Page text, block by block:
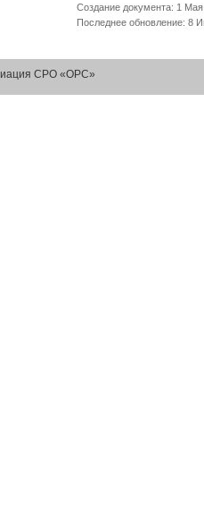
Создание документа: 1 Мая
Последнее обновление: 8
СРО «ОРС»